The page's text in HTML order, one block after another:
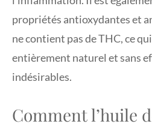
propriétés antioxydantes et
ne contient pas de THC, ce
entièrement naturel et sans
indésirables.
Comment l’huile